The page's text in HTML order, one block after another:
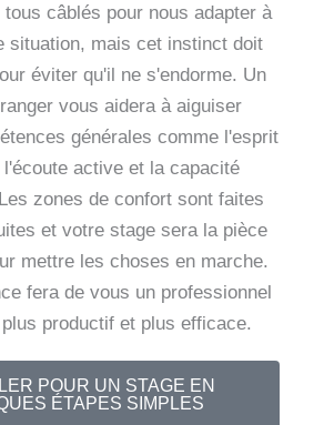
câblés pour nous adapter à
situation, mais cet instinct doit
éviter qu'il ne s'endorme. Un
vous aidera à aiguiser
générales comme l'esprit
active et la capacité
zones de confort sont faites
et votre stage sera la pièce
mettre les choses en marche.
fera de vous un professionnel
productif et plus efficace.
POUR UN STAGE EN
ÉTAPES SIMPLES